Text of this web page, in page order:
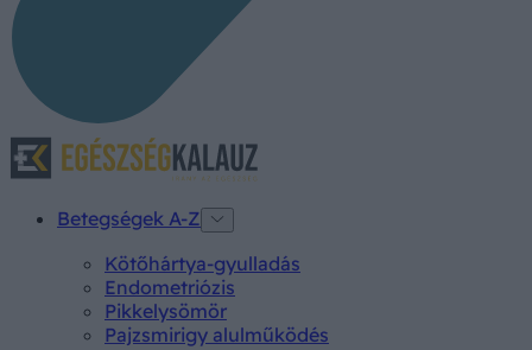
Betegségek A-Z
Kötőhártya-gyulladás
Endometriózis
Pikkelysömör
Pajzsmirigy alulműködés